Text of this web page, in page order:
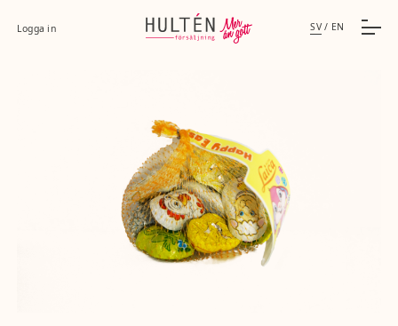
Logga in SV / EN